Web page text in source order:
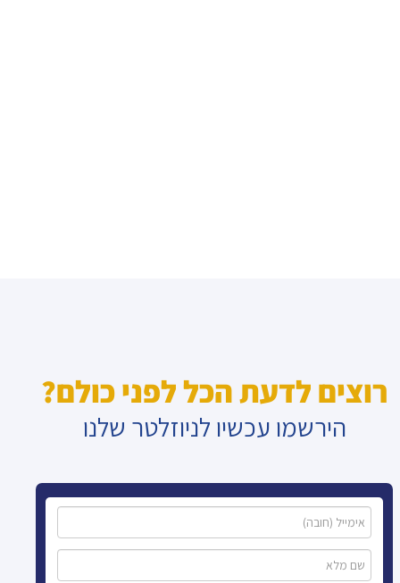
רוצים לדעת הכל לפני כולם?
הירשמו עכשיו לניוזלטר שלנו